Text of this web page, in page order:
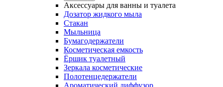
Аксессуары для ванны и туалета
Дозатор жидкого мыла
Стакан
Мыльница
Бумагодержатели
Косметическая емкость
Ёршик туалетный
Зеркала косметические
Полотенцедержатели
Ароматический диффузор